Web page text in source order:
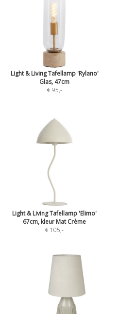
Light & Living Tafellamp 'Rylano'
Glas, 47cm
€ 95,-
Light & Living Tafellamp 'Elimo'
67cm, kleur Mat Crème
€ 105,-